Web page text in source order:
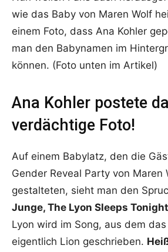
wie das Baby von Maren Wolf
einem Foto, dass Ana Kohler
man den Babynamen im
können. (Foto unten im Artikel)
Ana Kohler postete
verdächtige Foto!
Auf einem Babylatz, den die
Gender Reveal Party von Maren
gestalteten, sieht man den
Junge, The Lyon Sleeps
Lyon wird im Song, aus dem
eigentlich Lion geschrieben.